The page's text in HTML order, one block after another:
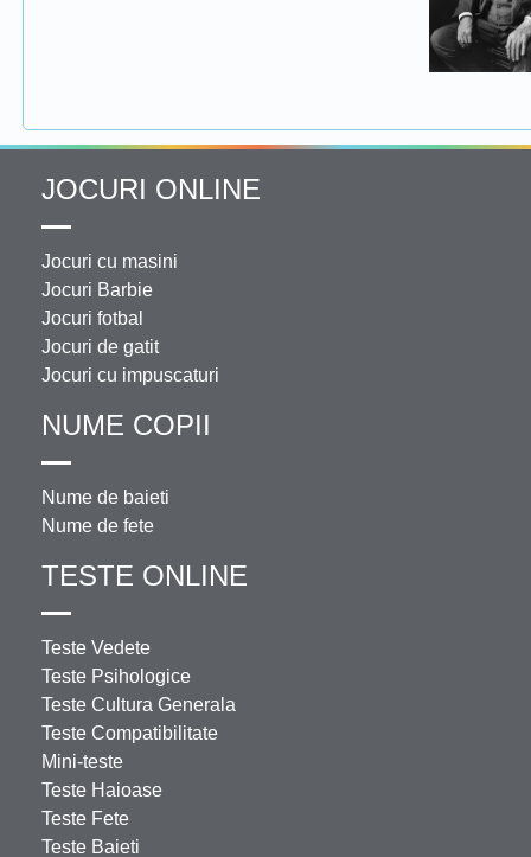
JOCURI ONLINE
Jocuri cu masini
Jocuri Barbie
Jocuri fotbal
Jocuri de gatit
Jocuri cu impuscaturi
NUME COPII
Nume de baieti
Nume de fete
TESTE ONLINE
Teste Vedete
Teste Psihologice
Teste Cultura Generala
Teste Compatibilitate
Mini-teste
Teste Haioase
Teste Fete
Teste Baieti